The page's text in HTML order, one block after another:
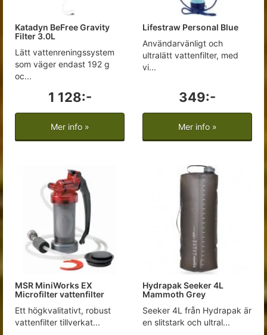
Katadyn BeFree Gravity
Filter 3.0L
Lätt vattenreningssystem
som väger endast 192 g
oc...
1 128:-
Mer info »
Lifestraw Personal Blue
Användarvänligt och
ultralätt vattenfilter, med
vi...
349:-
Mer info »
MSR MiniWorks EX
Microfilter vattenfilter
Ett högkvalitativt, robust
vattenfilter tillverkat...
Hydrapak Seeker 4L
Mammoth Grey
Seeker 4L från Hydrapak är
en slitstark och ultral...